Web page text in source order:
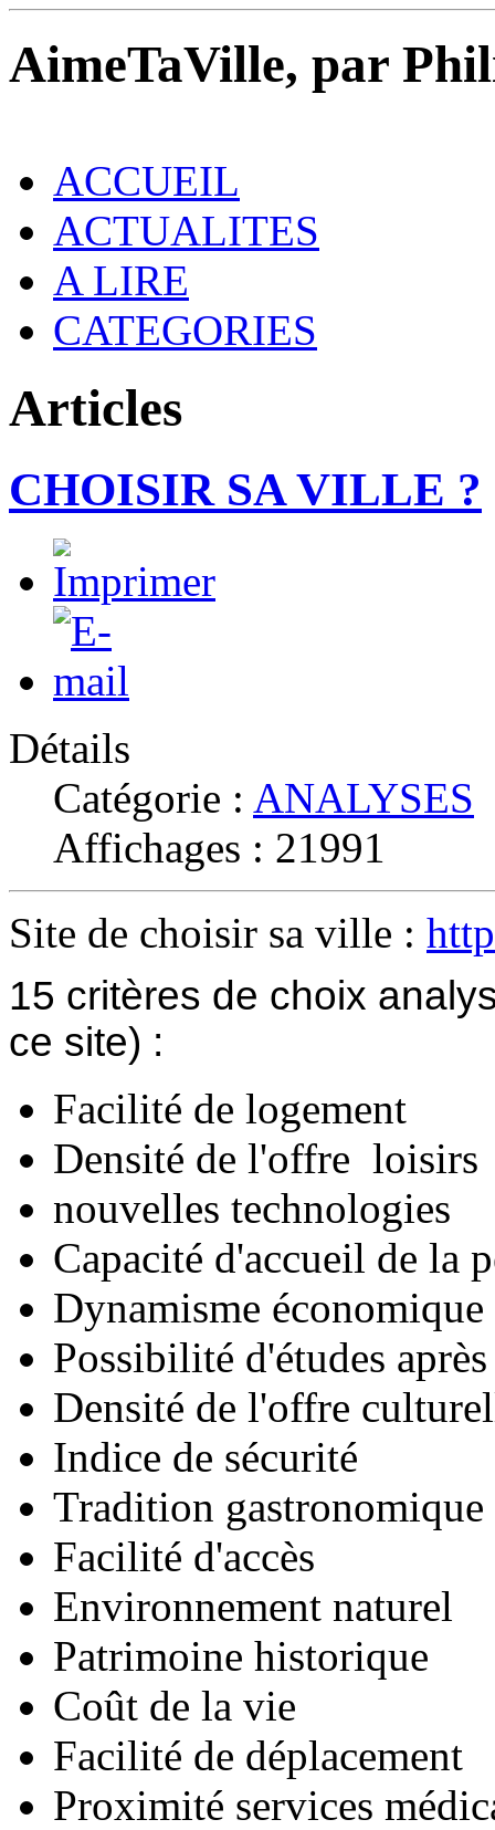
AimeTaVille, par
ACCUEIL
ACTUALITES
A LIRE
CATEGORIES
Articles
CHOISIR SA VILLE ?
Détails
Catégorie : ANALYSES
Affichages : 21991
Site de choisir sa ville :
15 critères de choix
ce site) :
Facilité de logement
Densité de l'offre loisirs
nouvelles technologies
Capacité d'accueil de la
Dynamisme économique
Possibilité d'études
Densité de l'offre
Indice de sécurité
Tradition gastronomique
Facilité d'accès
Environnement naturel
Patrimoine historique
Coût de la vie
Facilité de déplacement
Proximité services